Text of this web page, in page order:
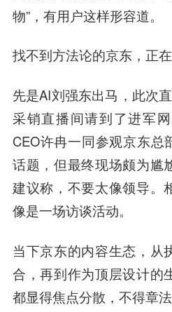
物”，有用户这样形容道。
找不到方法论的京东，正
先是AI刘强东出马，此次
采销直播间请到了进军
CEO许冉一同参观京东总
话题，但最终现场颇为尴
建议称，不要太像领导。
像是一场访谈活动。
当下京东的内容生态，从
合，再到作为顶层设计的
都显得焦点分散，不得章法